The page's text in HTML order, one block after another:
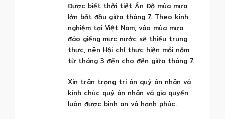
Được biết thời tiết Ấn Độ mùa mưa
lớn bắt đầu giữa tháng 7. Theo kinh
nghiệm tại Việt Nam, vào mùa mưa
đào giếng mực nước sẽ thiếu trung
thực, nên Hội chỉ thực hiện mỗi năm
từ tháng 3 đến cho đến giữa tháng 7.
Xin trân trọng tri ân quý ân nhân và
kính chúc quý ân nhân và gia quyến
luôn được bình an và hạnh phúc.